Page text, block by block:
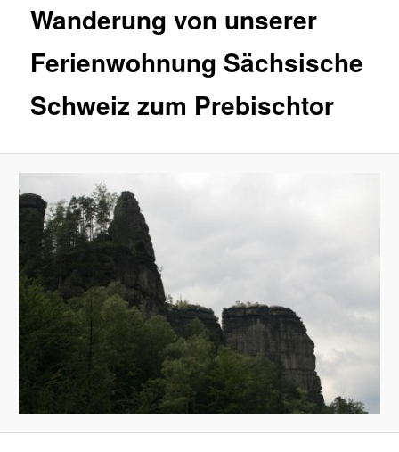
Wanderung von unserer
Ferienwohnung Sächsische
Schweiz zum Prebischtor